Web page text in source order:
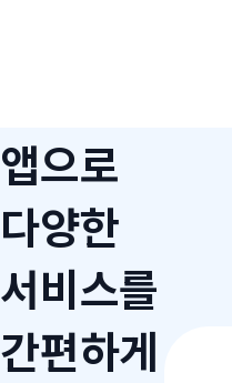
앱으로
다양한
서비스를
간편하게